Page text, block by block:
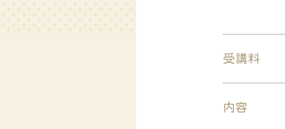
受講料
内容